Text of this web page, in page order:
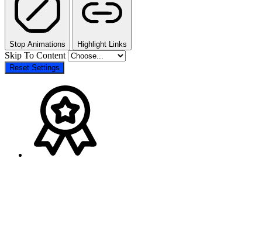
Stop Animations Highlight Links
Skip To Content
Reset Settings